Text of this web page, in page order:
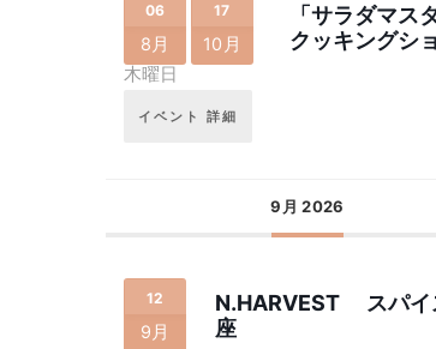
06
8月
17
10月
「サラダマス
クッキングシ
木曜日
イベント 詳細
9月 2026
12
9月
N.HARVEST スパイ
座